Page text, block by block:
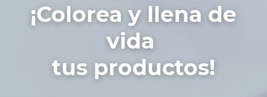
¡Colorea y llena de
vida
tus productos!